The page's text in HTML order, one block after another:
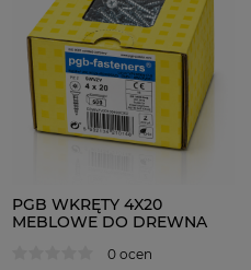
PGB WKRĘTY 4X20
MEBLOWE DO DREWNA
0 ocen